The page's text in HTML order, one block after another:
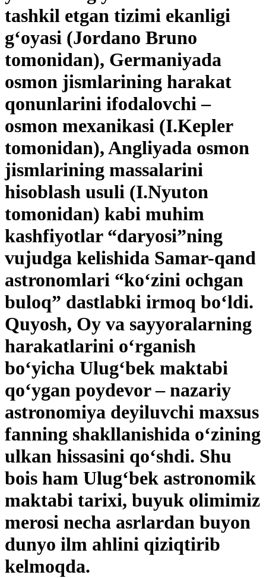
tashkil etgan tizimi ekanligi
g‘oyasi (Jordano Bruno
tomonidan), Germaniyada
osmon jismlarining harakat
qonunlarini ifodalovchi –
osmon mexanikasi (I.Kepler
tomonidan), Angliyada osmon
jismlarining massalarini
hisoblash usuli (I.Nyuton
tomonidan) kabi muhim
kashfiyotlar “daryosi”ning
vujudga kelishida Samar-qand
astronomlari “ko‘zini ochgan
buloq” dastlabki irmoq bo‘ldi.
Quyosh, Oy va sayyoralarning
harakatlarini o‘rganish
bo‘yicha Ulug‘bek maktabi
qo‘ygan poydevor – nazariy
astronomiya deyiluvchi maxsus
fanning shakllanishida o‘zining
ulkan hissasini qo‘shdi. Shu
bois ham Ulug‘bek astronomik
maktabi tarixi, buyuk olimimiz
merosi necha asrlardan buyon
dunyo ilm ahlini qiziqtirib
kelmoqda.